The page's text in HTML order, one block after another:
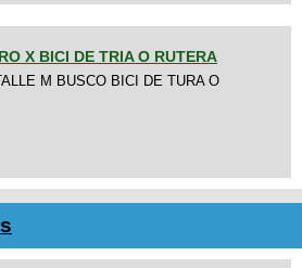
X BICI DE TRIA O RUTERA
M BUSCO BICI DE TURA O